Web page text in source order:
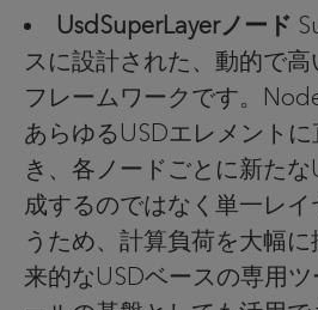
UsdSuperLayerノード
スに設計された、動的で
フレームワークです。
あらゆるUSDエレメント
き、各ノードごとに新たな
成するのではなく単一レ
うため、計算負荷を大幅
来的なUSDベースの専用